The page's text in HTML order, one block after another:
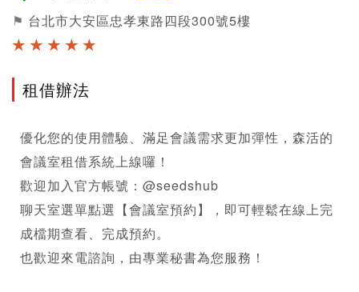
⚑ 台北市大安區忠孝東路四段300號5樓
★ ★ ★ ★ ★
租借辦法
優化您的使用體驗、滿足會議需求更加彈性，森活的
會議室租借系統上線囉！
歡迎加入官方帳號：@seedshub
聊天室選單點選【會議室預約】，即可輕鬆在線上完
成檔期查看、完成預約。
也歡迎來電諮詢，由專業秘書為您服務！